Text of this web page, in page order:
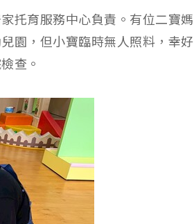
托育服務中心負責。有位二寶媽
園，但小寶臨時無人照料，幸好
查。